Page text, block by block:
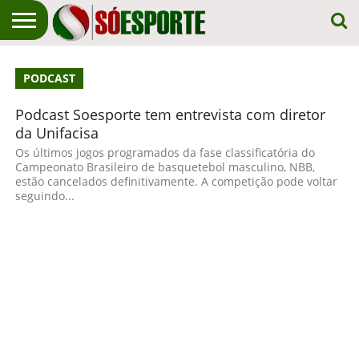
ESPORTIVA
EM
PRIMEIRO
O SÓ
ESPORTE
NOTÍCIAS
APOSTAS
PODCAST
Podcast Soesporte tem entrevista com diretor
da Unifacisa
Os últimos jogos programados da fase classificatória do
Campeonato Brasileiro de basquetebol masculino, NBB,
estão cancelados definitivamente. A competição pode voltar
seguindo...